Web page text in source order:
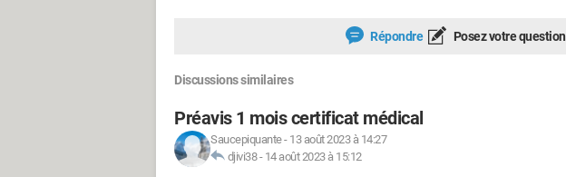
Répondre Posez votre question
Discussions similaires
Préavis 1 mois certificat médical
Saucepiquante- 13 août 2023 à 14:27
djivi38- 14 août 2023 à 15:12